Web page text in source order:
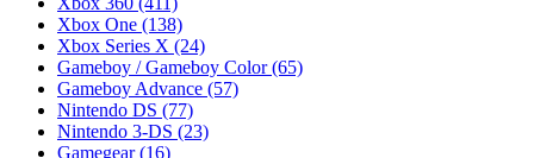
Xbox One (138)
Xbox Series X (24)
Gameboy / Gameboy Color(65)
Gameboy Advance (57)
Nintendo DS (77)
Nintendo 3-DS (23)
Gamegear(16)